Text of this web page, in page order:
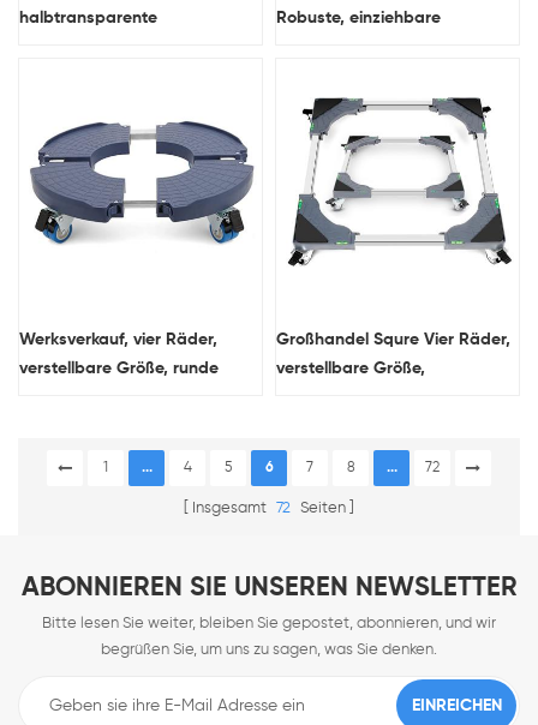
halbtransparente
Robuste, einziehbare
Werksverkauf, vier Räder,
verstellbare Größe, runde
Großhandel Squre Vier Räder,
verstellbare Größe,
Bremsen
... 4 5 6 7 8 ... 72
Insgesamt 72 Seiten
ABONNIEREN SIE UNSEREN NEWSLETTER
Bitte lesen Sie weiter, bleiben Sie gepostet, abonnieren, und wir
begrüßen Sie, um uns zu sagen, was Sie denken.